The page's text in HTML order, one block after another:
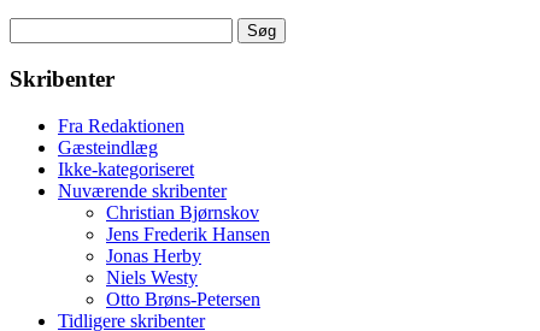
efter:
Skribenter
Fra Redaktionen
Gæsteindlæg
Ikke-kategoriseret
Nuværende skribenter
Christian Bjørnskov
Jens Frederik Hansen
Jonas Herby
Niels Westy
Otto Brøns-Petersen
Tidligere skribenter